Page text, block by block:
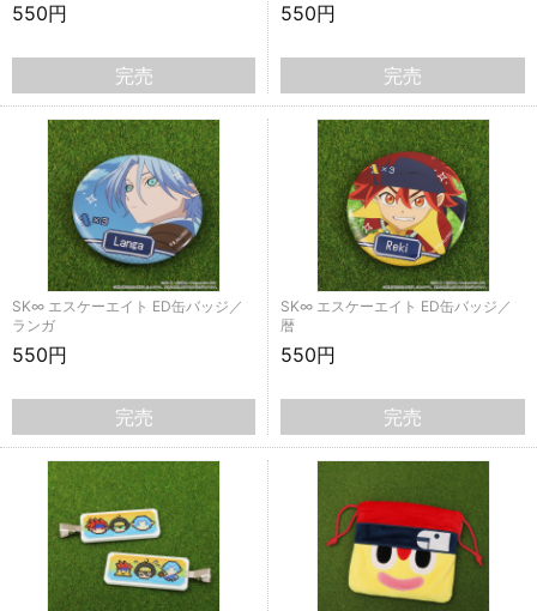
550円
完売
550円
完売
SK∞ エスケーエイト ED缶バッジ／
ランガ
550円
完売
SK∞ エスケーエイト ED缶バッジ／
暦
550円
完売